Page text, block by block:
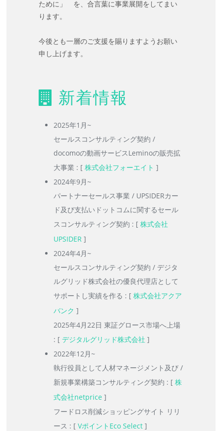
ために」 を、合言葉に事業展開をしてまい
ります。
今後とも一層のご支援を賜りますようお願い
申し上げます。
新着情報
2025年1月~
セールスコンサルティング契約 /
docomoの動画サービスLeminoの販売拡
大事業 : [株式会社フォーエイト ]
2024年9月~
パートナーセールス事業 / UPSIDERカー
ド及び支払いドットコムに関するセール
スコンサルティング契約 : [株式会社
UPSIDER ]
2024年4月~
セールスコンサルティング契約 / デジタ
ルグリッド株式会社の優良代理店として
サポートし実績を作る : [株式会社アクア
バンク ]
2025年4月22日 東証グロース市場へ上場
: [デジタルグリッド株式会社 ]
2022年12月~
執行役員として人材マネージメント及び /
新規事業構築コンサルティング契約 : [株
式会社netprice ]
フードロス削減ショッピングサイト リリ
ース : [VポイントEco Select ]